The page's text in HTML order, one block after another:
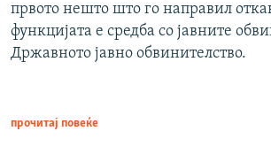
првото нешто што го направил
функцијата е средба со јавните
Државното јавно обвинителство.
прочитај повеќе